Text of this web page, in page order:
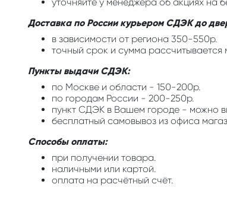
уточняйте у менеджера об акциях на
Доставка по России курьером СДЭК до
в зависимости от региона 350-550р.
точный срок и сумма рассчитывается
Пункты выдачи СДЭК:
по Москве и области - 150-200р.
по городам России - 200-250р.
пункт СДЭК в Вашем городе - можно
бесплатный самовывоз из офиса
Способы оплаты:
при получении товара.
наличными или картой.
оплата на расчётный счёт.